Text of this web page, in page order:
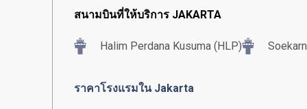
สนามบินที่ให้บริการ JAKARTA
Halim Perdana Kusuma (HLP)
ราคาโรงแรมใน Jakarta